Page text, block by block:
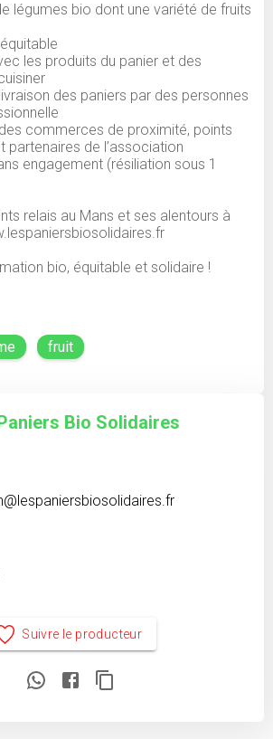
légumes bio dont une variété de fruits
les produits du panier et des
des paniers par des personnes
commerces de proximité, points
partenaires de l’association
engagement (résiliation sous 1
relais au Mans et ses alentours à
fruit
Bio Solidaires
Suivre le producteur